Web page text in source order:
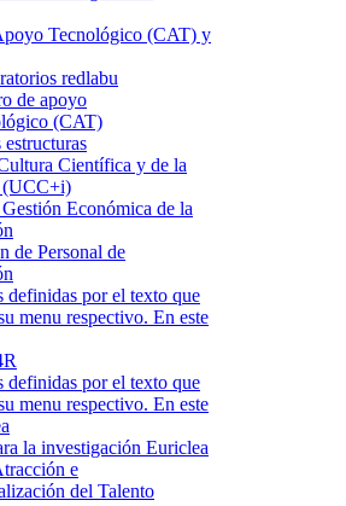
Tecnológico (CAT) y
redlabu
de apoyo
(CAT)
estructuras
Científica y de la
(UCC+i)
Económica de la
de Personal de
la investigación Euriclea
e
del Talento